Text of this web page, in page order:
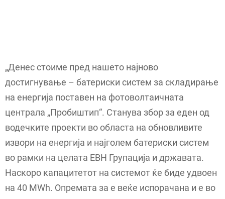
„Денес стоиме пред нашето најново
достигнување – батериски систем за складирање
на енергија поставен на фотоволтаичната
централа „Пробиштип“. Станува збор за еден од
водечките проекти во областа на обновливите
извори на енергија и најголем батериски систем
во рамки на целата ЕВН Групација и државата.
Наскоро капацитетот на системот ќе биде удвоен
на 40 MWh. Опремата за е веќе испорачана и е во